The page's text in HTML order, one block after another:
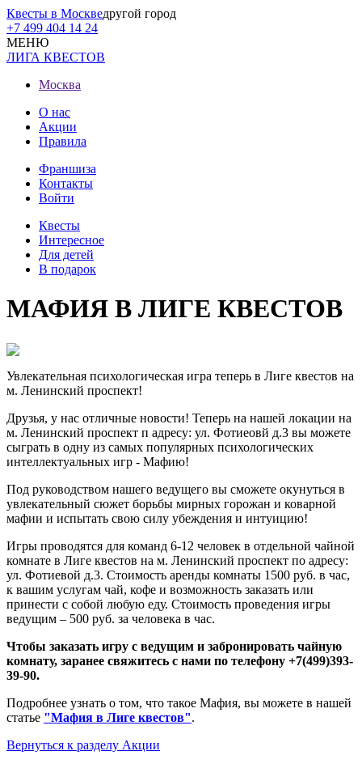
Квесты в Москведругой город
+7 499 404 14 24
МЕНЮ
ЛИГА КВЕСТОВ
Москва
О нас
Акции
Правила
Франшиза
Контакты
Войти
Квесты
Интересное
Для детей
В подарок
МАФИЯ В ЛИГЕ КВЕСТОВ
Увлекательная психологическая игра теперь в Лиге квестов на
м. Ленинский проспект!
Друзья, у нас отличные новости! Теперь на нашей локации на
м. Ленинский проспект п адресу: ул. Фотиеовй д.3 вы можете
сыграть в одну из самых популярных психологических
интеллектуальных игр - Мафию!
Под руководством нашего ведущего вы сможете окунуться в
увлекательный сюжет борьбы мирных горожан и коварной
мафии и испытать свою силу убеждения и интуицию!
Игры проводятся для команд 6-12 человек в отдельной чайной
комнате в Лиге квестов на м. Ленинский проспект по адресу:
ул. Фотиевой д.3. Стоимость аренды комнаты 1500 руб. в час,
к вашим услугам чай, кофе и возможность заказать или
принести с собой любую еду. Стоимость проведения игры
ведущим – 500 руб. за человека в час.
Чтобы заказать игру с ведущим и забронировать чайную
комнату, заранее свяжитесь с нами по телефону +7(499)393-
39-90.
Подробнее узнать о том, что такое Мафия, вы можете в нашей
статье "Мафия в Лиге квестов".
Вернуться к разделу Акции